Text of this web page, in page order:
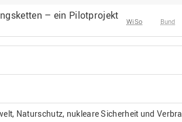
– ein Pilotprojekt WiSo Bund
Naturschutz, nukleare Sicherheit und